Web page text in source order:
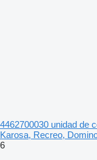
4462700030 unidad de
Karosa, Recreo,
6